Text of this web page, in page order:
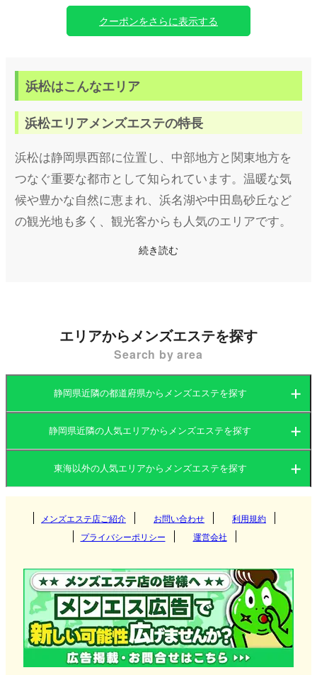
120分コース 2.7万円→2.3万円
150分コース 3.2万円→2.8万円
クーポンをさらに表示する
浜松はこんなエリア
浜松エリアメンズエステの特長
浜松は静岡県西部に位置し、中部地方と関東地方を
つなぐ重要な都市として知られています。温暖な気
候や豊かな自然に恵まれ、浜名湖や中田島砂丘など
の観光地も多く、観光客からも人気のエリアです。
また、楽器やオートバイの産業が盛んで、世界的な
そんな浜松では、リラックスや癒しを求める方に人
気のメンズエステ（メンエス）が多く営業していま
す。駅周辺や主要エリアでは、マンション型のプラ
イベートサロンや店舗型のメンズエステが展開され
ており、静かな環境でリフレッシュすることが可能
です。また、出張型のメンズエステも存在し、ホテ
ルや自宅で施術を受けられるサービスが充実してい
ます。
浜松のメンズエステでは、アロママッサージやリン
供する店舗が多いのが特徴です。観光やビジネスで
訪れる方も利用しやすい立地や営業形態が整ってい
ます。
続き読む
エリアからメンズエステを探す
Search by area
静岡県近隣の都道府県からメンズエステを探す
愛知県 岐阜県
三重県 静岡県
静岡県近隣の人気エリアからメンズエステを探す
名古屋
千種
栄
今池
岐阜県
多治見
各務原
大垣
松阪
津
静岡県
浜松
東海以外の人気エリアからメンズエステを探す
関東
栃木県 東京都
神奈川県 千葉県
埼玉県
大阪府 京都府
兵庫県 滋賀県
奈良県 和歌山県
北海道・東北
北海道 岩手県
九州・沖縄
中国
メンズエステ店ご紹介 お問い合わせ
利用規約
プライバシーポリシー
運営会社